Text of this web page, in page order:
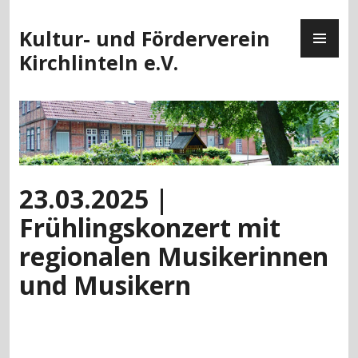
Inhalt
springen
Kultur- und Förderverein
Kirchlinteln e.V.
23.03.2025 |
Frühlingskonzert mit
regionalen Musikerinnen
und Musikern